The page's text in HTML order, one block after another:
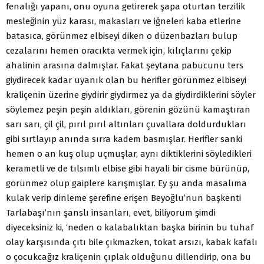
fenalığı yapanı, onu oyuna getirerek şapa oturtan terzilik
mesleğinin yüz karası, makasları ve iğneleri kaba etlerine
batasıca, görünmez elbiseyi diken o düzenbazları bulup
cezalarını hemen oracıkta vermek için, kılıçlarını çekip
ahalinin arasına dalmışlar. Fakat şeytana pabucunu ters
giydirecek kadar uyanık olan bu herifler görünmez elbiseyi
kraliçenin üzerine giydirir giydirmez ya da giydirdiklerini söyler
söylemez peşin peşin aldıkları, görenin gözünü kamaştıran
sarı sarı, çil çil, pırıl pırıl altınları çuvallara doldurdukları
gibi sırtlayıp anında sırra kadem basmışlar. Herifler sanki
hemen o an kuş olup uçmuşlar, aynı diktiklerini söyledikleri
kerametli ve de tılsımlı elbise gibi hayali bir cisme bürünüp,
görünmez olup gaiplere karışmışlar. Ey şu anda masalıma
kulak verip dinleme şerefine erişen Beyoğlu’nun başkenti
Tarlabaşı’nın şanslı insanları, evet, biliyorum şimdi
diyeceksiniz ki, ‘neden o kalabalıktan başka birinin bu tuhaf
olay karşısında çıtı bile çıkmazken, tokat arsızı, kabak kafalı
o çocukcağız kraliçenin çıplak olduğunu dillendirip, ona bu